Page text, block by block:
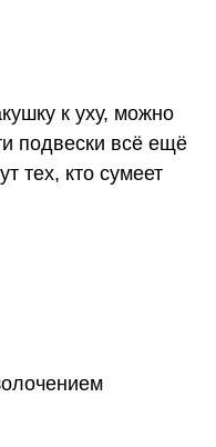
к уху, можно
подвески всё ещё
тех, кто сумеет